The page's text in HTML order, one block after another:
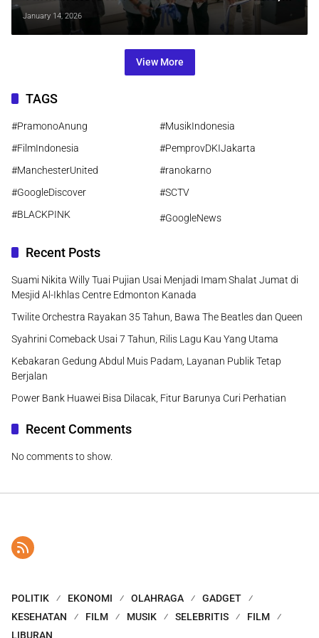
Kolaborasi Kreatif Hidupkan Ruang
Publik Jakarta
January 14, 2026
View More
TAGS
#PramonoAnung
#MusikIndonesia
#FilmIndonesia
#PemprovDKIJakarta
#ManchesterUnited
#ranokarno
#GoogleDiscover
#SCTV
#BLACKPINK
#GoogleNews
Recent Posts
Suami Nikita Willy Tuai Pujian Usai Menjadi Imam Shalat Jumat di
Mesjid Al-Ikhlas Centre Edmonton Kanada
Twilite Orchestra Rayakan 35 Tahun, Bawa The Beatles dan Queen
Syahrini Comeback Usai 7 Tahun, Rilis Lagu Kau Yang Utama
Kebakaran Gedung Abdul Muis Padam, Layanan Publik Tetap
Berjalan
Power Bank Huawei Bisa Dilacak, Fitur Barunya Curi Perhatian
Recent Comments
No comments to show.
POLITIK EKONOMI OLAHRAGA
GADGET
KESEHATAN
FILM MUSIK SELEBRITIS
FILM
LIBURAN